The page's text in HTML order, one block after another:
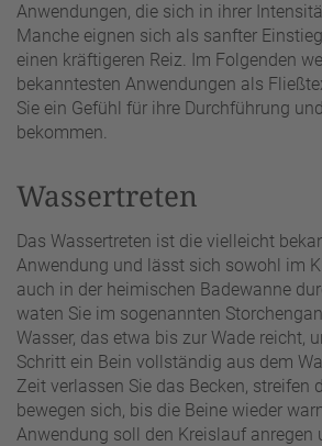
Anwendungen, die sich in ihrer
Manche eignen sich als sanfter
einen kräftigeren Reiz. Im Folgenden
bekanntesten Anwendungen als
Sie ein Gefühl für ihre Durchführung
bekommen.
Wassertreten
Das Wassertreten ist die vielleicht
Anwendung und lässt sich sowohl im
auch in der heimischen Badewanne
waten Sie im sogenannten
Wasser, das etwa bis zur Wade reicht,
Schritt ein Bein vollständig aus dem
Zeit verlassen Sie das Becken, streifen
bewegen sich, bis die Beine wieder
Anwendung soll den Kreislauf anregen